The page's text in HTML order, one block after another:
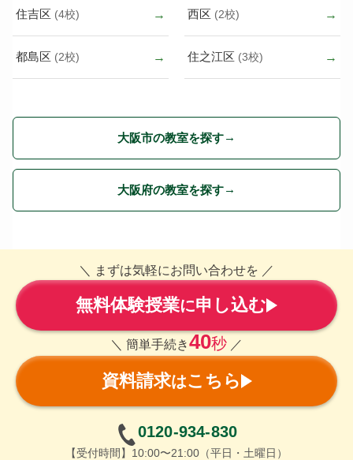
住吉区 (4校) 西区 (2校)
都島区 (2校) 住之江区 (3校)
大阪市の教室を探す
大阪府の教室を探す
＼ まずは気軽にお問い合わせを ／
無料体験授業に申し込む
＼ 簡単手続き40秒 ／
資料請求はこちら
0120-934-830
【受付時間】10:00〜21:00（平日・土曜日）